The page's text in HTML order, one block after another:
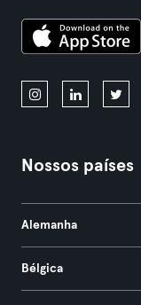
Nossos países
Alemanha
Bélgica